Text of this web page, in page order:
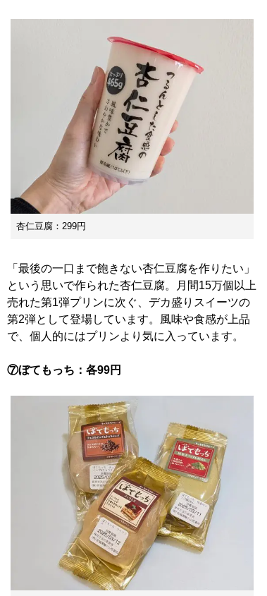
杏仁豆腐：299円
「最後の一口まで飽きない杏仁豆腐を作りたい」
という思いで作られた杏仁豆腐。月間15万個以上
売れた第1弾プリンに次ぐ、デカ盛りスイーツの
第2弾として登場しています。風味や食感が上品
で、個人的にはプリンより気に入っています。
⑦ぼてもっち：各99円